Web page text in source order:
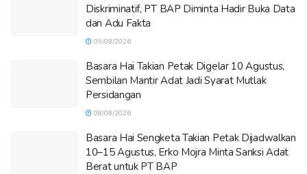
Diskriminatif, PT BAP Diminta Hadir Buka Data
dan Adu Fakta
09/08/2026
Basara Hai Takian Petak Digelar 10 Agustus,
Sembilan Mantir Adat Jadi Syarat Mutlak
Persidangan
08/08/2026
Basara Hai Sengketa Takian Petak Dijadwalkan
10–15 Agustus, Erko Mojra Minta Sanksi Adat
Berat untuk PT BAP